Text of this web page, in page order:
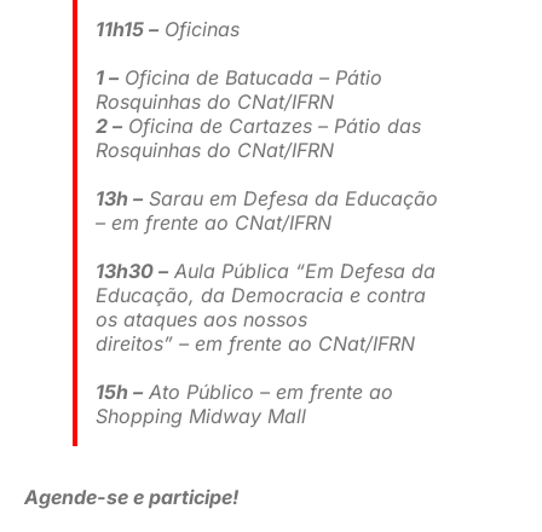
11h15 –Oficinas
1 –Oficina de Batucada – Pátio
Rosquinhas do CNat/IFRN
2 –Oficina de Cartazes – Pátio das
Rosquinhas do CNat/IFRN
13h –Sarau em Defesa da Educação
– em frente ao CNat/IFRN
13h30 –Aula Pública “Em Defesa da
Educação, da Democracia e contra
os ataques aos nossos
direitos” – em frente ao CNat/IFRN
15h –Ato Público – em frente ao
Shopping Midway Mall
Agende-se e participe!